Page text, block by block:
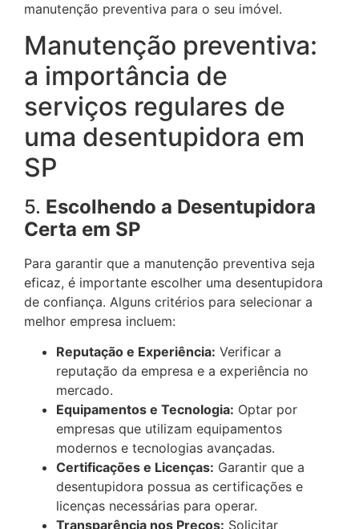
manutenção preventiva para o seu imóvel.
Manutenção preventiva:
a importância de
serviços regulares de
uma desentupidora em
SP
5. Escolhendo a Desentupidora
Certa em SP
Para garantir que a manutenção preventiva seja
eficaz, é importante escolher uma desentupidora
de confiança. Alguns critérios para selecionar a
melhor empresa incluem:
Reputação e Experiência: Verificar a
reputação da empresa e a experiência no
mercado.
Equipamentos e Tecnologia: Optar por
empresas que utilizam equipamentos
modernos e tecnologias avançadas.
Certificações e Licenças: Garantir que a
desentupidora possua as certificações e
licenças necessárias para operar.
Transparência nos Preços: Solicitar